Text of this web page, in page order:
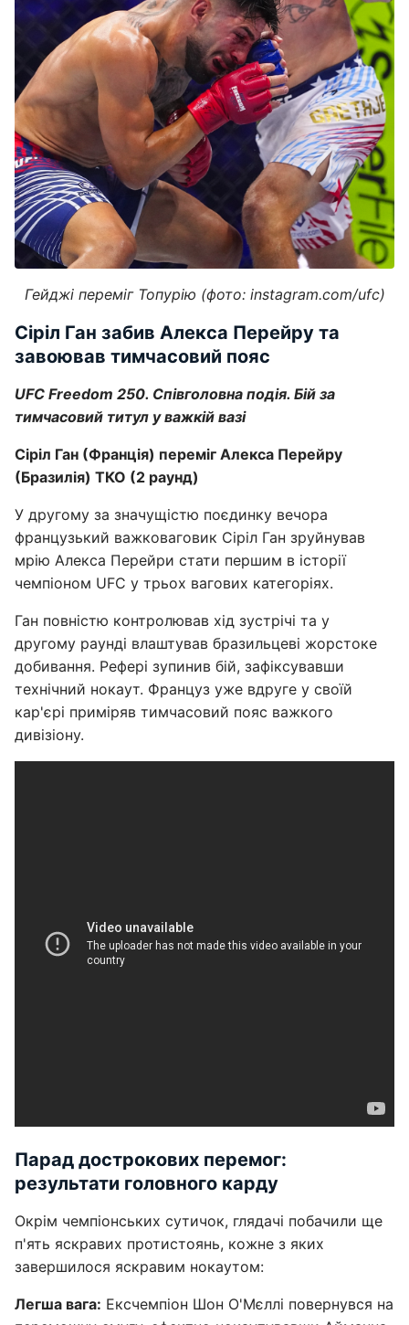
Гейджі переміг Топурію (фото: instagram.com/ufc)
Сіріл Ган забив Алекса Перейру та
завоював тимчасовий пояс
UFC Freedom 250. Співголовна подія. Бій за
тимчасовий титул у важкій вазі
Сіріл Ган (Франція) переміг Алекса Перейру
(Бразилія) ТКО (2 раунд)
У другому за значущістю поєдинку вечора
французький важковаговик Сіріл Ган зруйнував
мрію Алекса Перейри стати першим в історії
чемпіоном UFC у трьох вагових категоріях.
Ган повністю контролював хід зустрічі та у
другому раунді влаштував бразильцеві жорстоке
добивання. Рефері зупинив бій, зафіксувавши
технічний нокаут. Француз уже вдруге у своїй
кар'єрі приміряв тимчасовий пояс важкого
дивізіону.
Парад дострокових перемог:
результати головного карду
Окрім чемпіонських сутичок, глядачі побачили ще
п'ять яскравих протистоянь, кожне з яких
завершилося яскравим нокаутом:
Легша вага: Ексчемпіон Шон О'Мєллі повернувся на